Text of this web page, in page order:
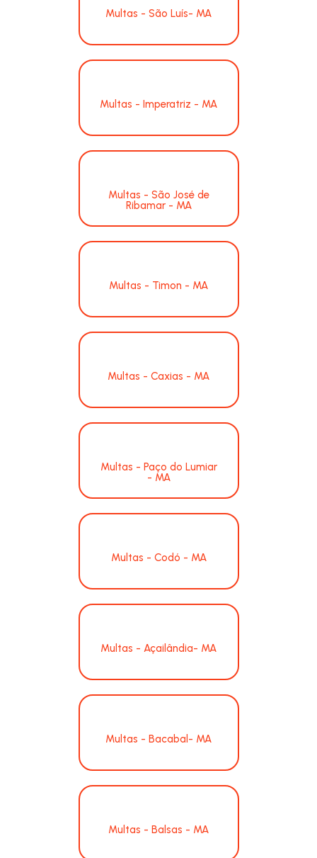
Multas - São Luís- MA
Multas - Imperatriz - MA
Multas - São José de
Ribamar - MA
Multas - Timon - MA
Multas - Caxias - MA
Multas - Paço do Lumiar
- MA
Multas - Codó - MA
Multas - Açailândia- MA
Multas - Bacabal- MA
Multas - Balsas - MA